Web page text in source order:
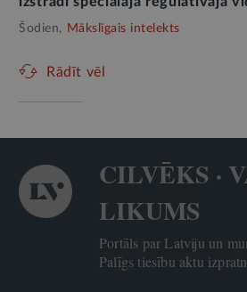
Šodien, Mākslīgais intelekts
Rādīt vēl
CILVĒKS ·
LIKUMS
Portāls par Latviju un
Palīgs tiesību aktu